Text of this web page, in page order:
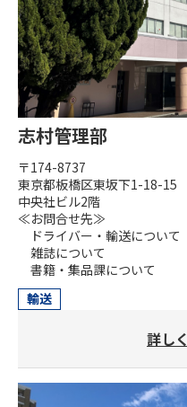
志村管理部
〒174-8737
東京都板橋区東坂下1-18-15
中央社ビル2階
≪お問合せ先≫
ドライバー・輸送につい
雑誌について
書籍・集品課について
輸送
詳し